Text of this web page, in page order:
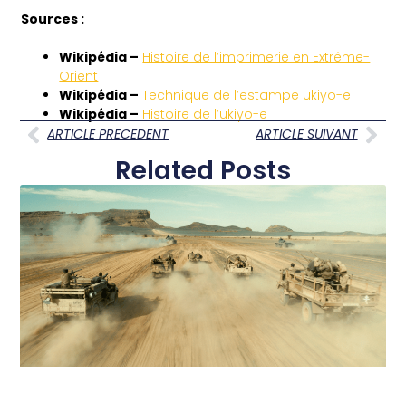
Sources :
Wikipédia – Histoire de l’imprimerie en Extrême-
Orient
Wikipédia – Technique de l’estampe ukiyo-e
Wikipédia – Histoire de l’ukiyo-e
ARTICLE PRECEDENT
ARTICLE SUIVANT
Related Posts